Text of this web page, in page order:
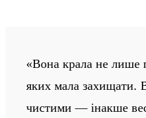
«Вона крала не лише
яких мала захищати.
чистими — інакше